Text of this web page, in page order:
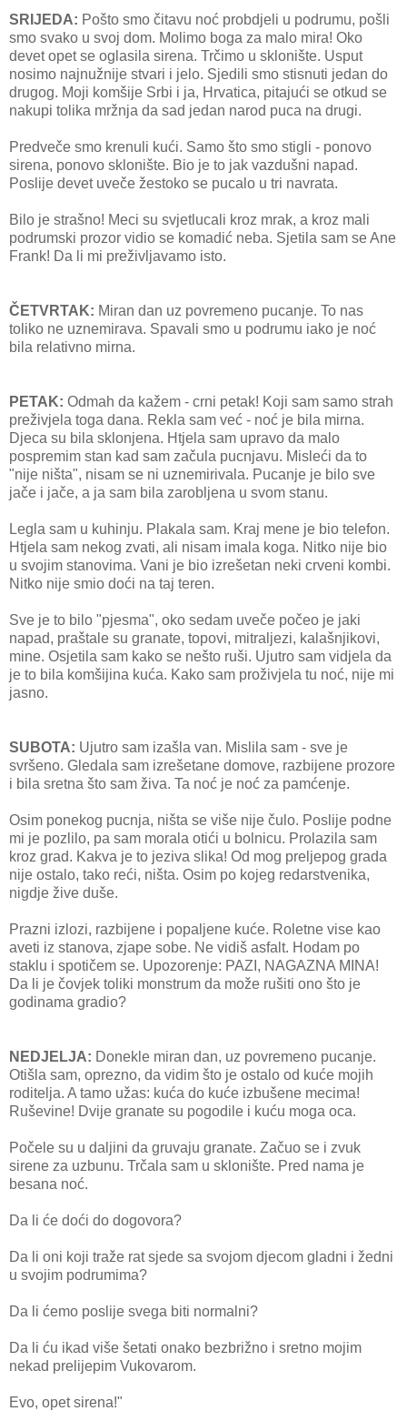
SRIJEDA: Pošto smo čitavu noć probdjeli u podrumu, pošli
smo svako u svoj dom. Molimo boga za malo mira! Oko
devet opet se oglasila sirena. Trčimo u sklonište. Usput
nosimo najnužnije stvari i jelo. Sjedili smo stisnuti jedan do
drugog. Moji komšije Srbi i ja, Hrvatica, pitajući se otkud se
nakupi tolika mržnja da sad jedan narod puca na drugi.
Predveče smo krenuli kući. Samo što smo stigli - ponovo
sirena, ponovo sklonište. Bio je to jak vazdušni napad.
Poslije devet uveče žestoko se pucalo u tri navrata.
Bilo je strašno! Meci su svjetlucali kroz mrak, a kroz mali
podrumski prozor vidio se komadić neba. Sjetila sam se Ane
Frank! Da li mi preživljavamo isto.
ČETVRTAK: Miran dan uz povremeno pucanje. To nas
toliko ne uznemirava. Spavali smo u podrumu iako je noć
bila relativno mirna.
PETAK: Odmah da kažem - crni petak! Koji sam samo strah
preživjela toga dana. Rekla sam već - noć je bila mirna.
Djeca su bila sklonjena. Htjela sam upravo da malo
pospremim stan kad sam začula pucnjavu. Misleći da to
"nije ništa", nisam se ni uznemirivala. Pucanje je bilo sve
jače i jače, a ja sam bila zarobljena u svom stanu.
Legla sam u kuhinju. Plakala sam. Kraj mene je bio telefon.
Htjela sam nekog zvati, ali nisam imala koga. Nitko nije bio
u svojim stanovima. Vani je bio izrešetan neki crveni kombi.
Nitko nije smio doći na taj teren.
Sve je to bilo "pjesma", oko sedam uveče počeo je jaki
napad, praštale su granate, topovi, mitraljezi, kalašnjikovi,
mine. Osjetila sam kako se nešto ruši. Ujutro sam vidjela da
je to bila komšijina kuća. Kako sam proživjela tu noć, nije mi
jasno.
SUBOTA: Ujutro sam izašla van. Mislila sam - sve je
svršeno. Gledala sam izrešetane domove, razbijene prozore
i bila sretna što sam živa. Ta noć je noć za pamćenje.
Osim ponekog pucnja, ništa se više nije čulo. Poslije podne
mi je pozlilo, pa sam morala otići u bolnicu. Prolazila sam
kroz grad. Kakva je to jeziva slika! Od mog preljepog grada
nije ostalo, tako reći, ništa. Osim po kojeg redarstvenika,
nigdje žive duše.
Prazni izlozi, razbijene i popaljene kuće. Roletne vise kao
aveti iz stanova, zjape sobe. Ne vidiš asfalt. Hodam po
staklu i spotičem se. Upozorenje: PAZI, NAGAZNA MINA!
Da li je čovjek toliki monstrum da može rušiti ono što je
godinama gradio?
NEDJELJA: Donekle miran dan, uz povremeno pucanje.
Otišla sam, oprezno, da vidim što je ostalo od kuće mojih
roditelja. A tamo užas: kuća do kuće izbušene mecima!
Ruševine! Dvije granate su pogodile i kuću moga oca.
Počele su u daljini da gruvaju granate. Začuo se i zvuk
sirene za uzbunu. Trčala sam u sklonište. Pred nama je
besana noć.
Da li će doći do dogovora?
Da li oni koji traže rat sjede sa svojom djecom gladni i žedni
u svojim podrumima?
Da li ćemo poslije svega biti normalni?
Da li ću ikad više šetati onako bezbrižno i sretno mojim
nekad prelijepim Vukovarom.
Evo, opet sirena!"